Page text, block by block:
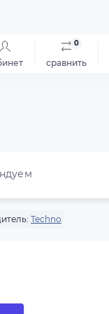
сравнить
0
Techno